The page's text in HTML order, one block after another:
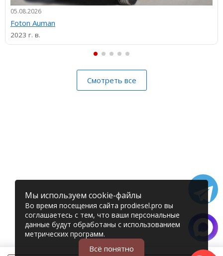
05.08.2026
Foton Auman
2023 г. в.
Смотреть все
Мы используем cookie-файлы
Во время посещения сайта prodiesel.pro вы
соглашаетесь с тем, что ваши персональные
данные будут обработаны с использованием
метрических программ.
Всё понятно